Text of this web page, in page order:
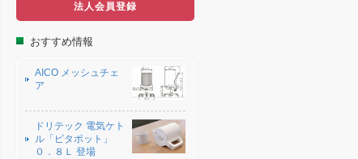
法人会員登録
おすすめ情報
AICO メッシュチェ
ア
ドリテック 電気ケト
ル「ピタポット」
０．８Ｌ 登場